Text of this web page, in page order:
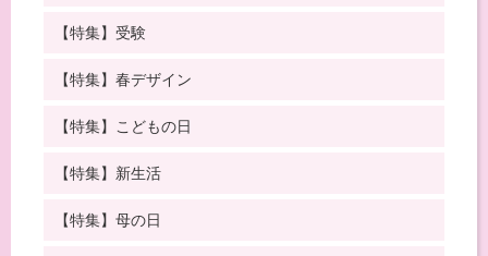
【特集】受験
【特集】春デザイン
【特集】こどもの日
【特集】新生活
【特集】母の日